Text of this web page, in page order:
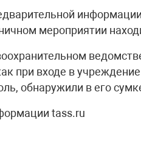
мероприятии
при входе в
обнаружили в его
tass.ru